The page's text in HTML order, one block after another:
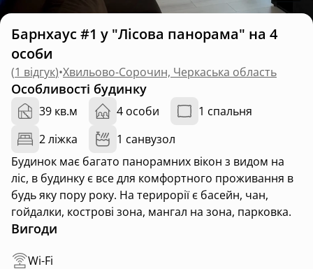
Барнхаус #1 у "Лісова панорама" на 4
особи
(1 відгук)•Хвильово-Сорочин, Черкаська область
Особливості будинку
39 кв.м 4 особи
1 спальня
2 ліжка
1 санвузол
Будинок має багато панорамних вікон з видом на
ліс, в будинку є все для комфортного проживання в
будь яку пору року. На терирорії є басейн, чан,
гойдалки, кострові зона, мангал на зона, парковка.
Вигоди
Wi-Fi